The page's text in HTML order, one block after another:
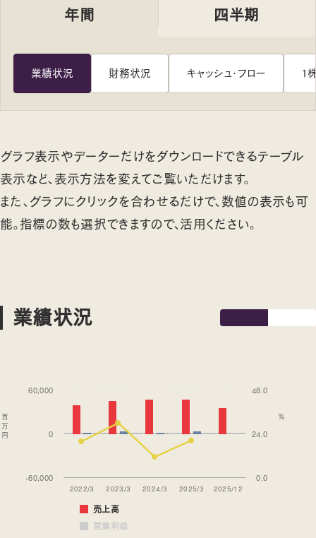
年間 四半期
業績状況 財務状況 キャッシュ・フロー 1
グラフ表示やデーターだけをダウンロードできるテーブル
表示など、表示方法を変えてご覧いただけます。
また、グラフにクリックを合わせるだけで、数値の表示も可
能。指標の数も選択できますので、活用ください。
業績状況
百
万
円
%
売上高
営業利益
60,000
-60,000
0
0.0
24.0
48.0
2022/3 2023/3 2024/3 2025/3 2025/12